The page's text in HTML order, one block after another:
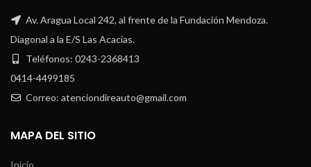
Av. Aragua Local 242, al frente de la Fundación Mendoza.
Diagonal a la E/S Las Acacias.
Teléfonos: 0243-2368413
0414-4499185
Correo: atenciondireauto@gmail.com
MAPA DEL SITIO
Inicio